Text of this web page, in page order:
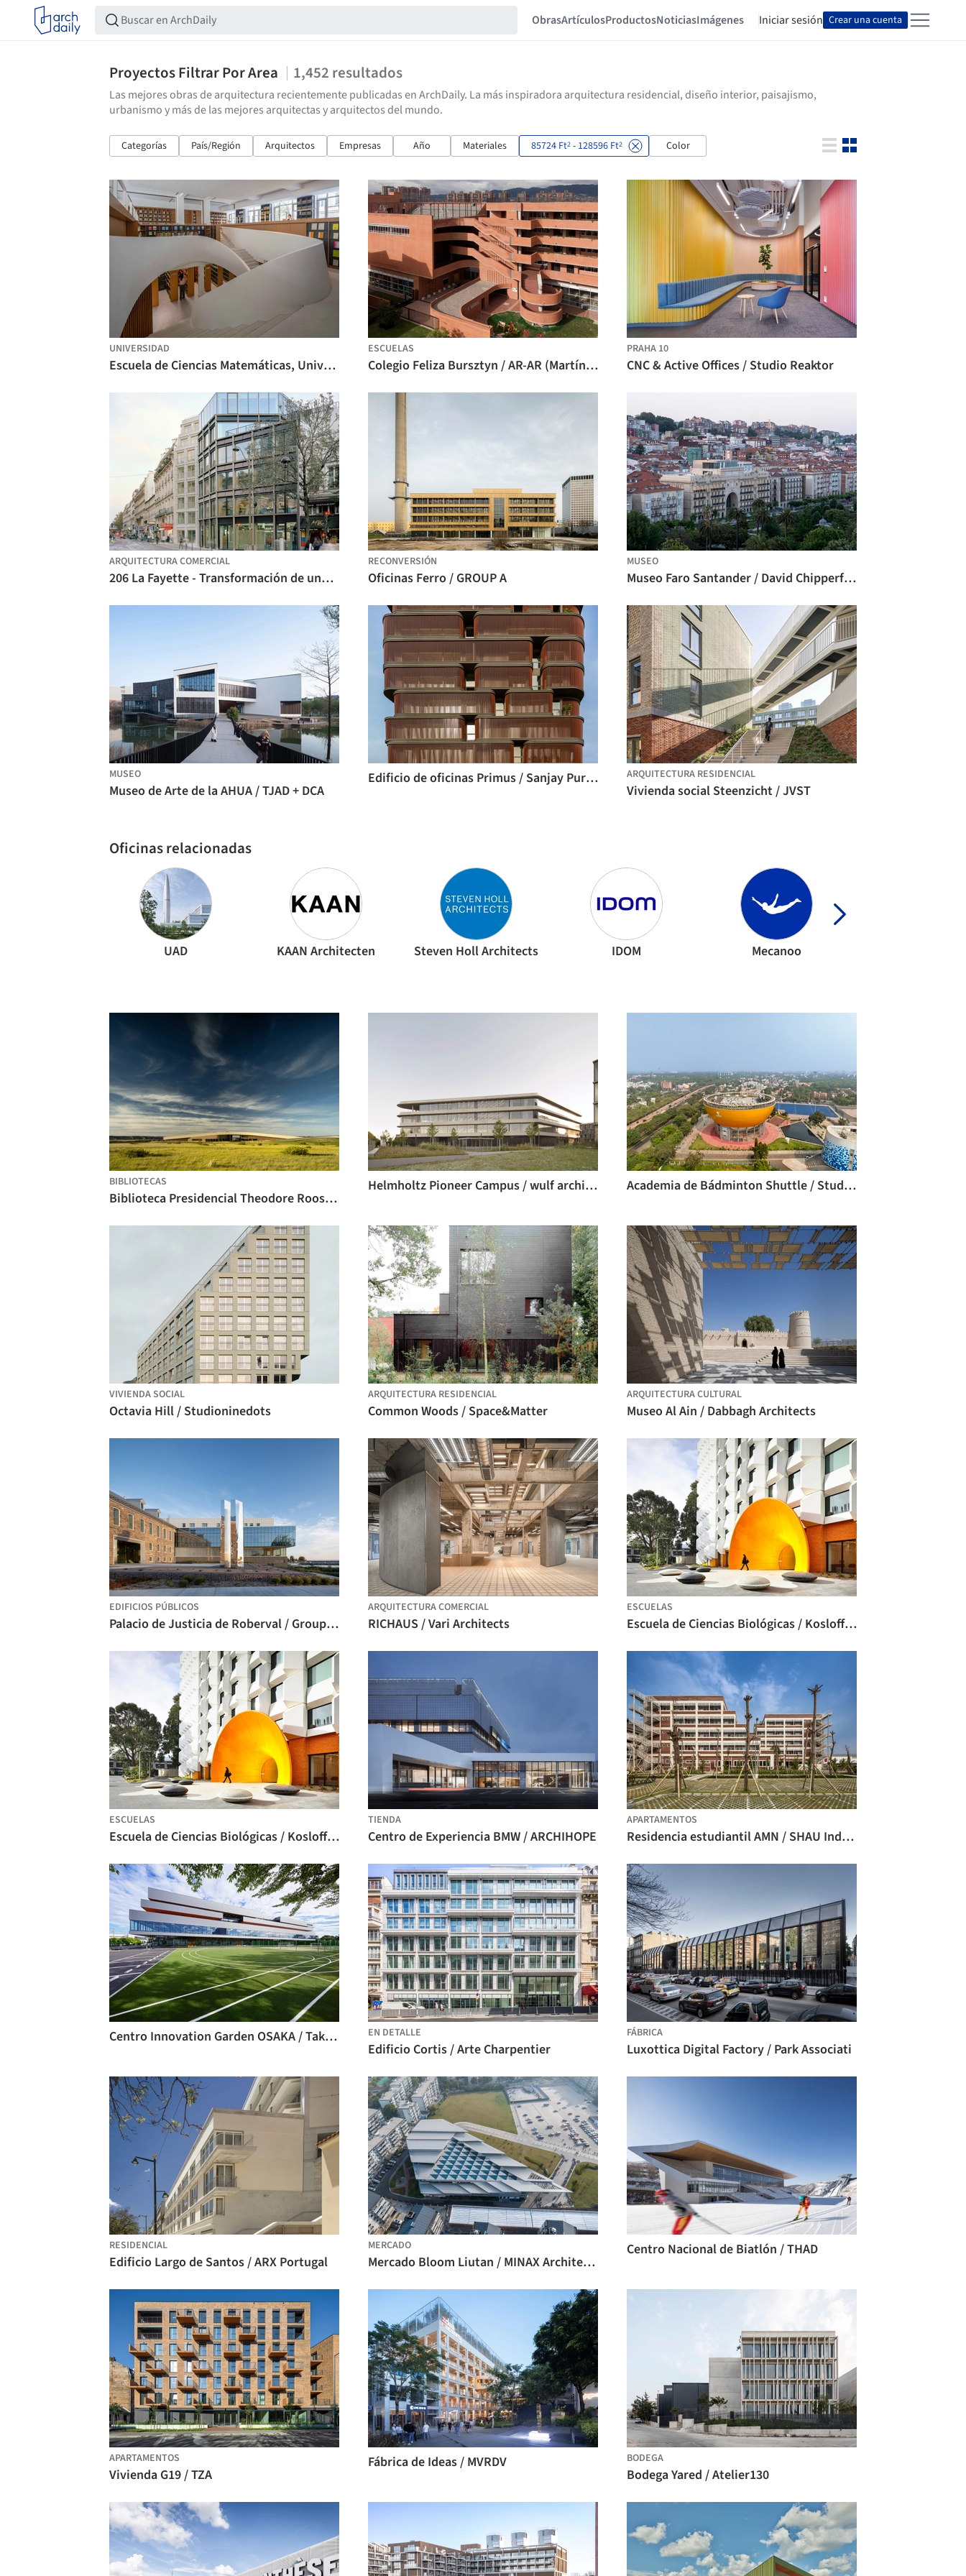
ObrasArtículosProductosNoticiasImágenes Iniciar sesión Crear una cuenta
Proyectos Filtrar Por Area 1,452 resultados
Las mejores obras de arquitectura recientemente publicadas en ArchDaily. La más inspiradora arquitectura residencial, diseño interior, paisajismo,
urbanismo y más de las mejores arquitectas y arquitectos del mundo.
Categorías País/Región Arquitectos Empresas Año Materiales 85724 Ft2 - 128596 Ft2 Color
UNIVERSIDAD
Escuela de Ciencias Matemáticas, Universidad de Pekín / FEI Architects
ESCUELAS
Colegio Feliza Bursztyn / AR-AR (Martínez Arquitectura) + MEC Arquitectura + Fiallo Atelier
PRAHA 10
CNC & Active Offices / Studio Reaktor
ARQUITECTURA COMERCIAL
206 La Fayette - Transformación de una manzana parisina / DATA architectes + THINK TANK architecture
RECONVERSIÓN
Oficinas Ferro / GROUP A
MUSEO
Museo Faro Santander / David Chipperfield Architects
MUSEO
Museo de Arte de la AHUA / TJAD + DCA
Edificio de oficinas Primus / Sanjay Puri Architects ARQUITECTURA RESIDENCIAL
Vivienda social Steenzicht / JVST
Oficinas relacionadas
UAD KAAN Architecten Steven Holl Architects IDOM Mecanoo
BIBLIOTECAS
Biblioteca Presidencial Theodore Roosevelt / Snøhetta
Helmholtz Pioneer Campus / wulf architekten Academia de Bádminton Shuttle / Studio Archohm
VIVIENDA SOCIAL
Octavia Hill / Studioninedots
ARQUITECTURA RESIDENCIAL
Common Woods / Space&Matter
ARQUITECTURA CULTURAL
Museo Al Ain / Dabbagh Architects
EDIFICIOS PÚBLICOS
Palacio de Justicia de Roberval / Groupe A
ARQUITECTURA COMERCIAL
RICHAUS / Vari Architects
ESCUELAS
Escuela de Ciencias Biológicas / Kosloff Architecture
ESCUELAS
Escuela de Ciencias Biológicas / Kosloff Architecture
TIENDA
Centro de Experiencia BMW / ARCHIHOPE
APARTAMENTOS
Residencia estudiantil AMN / SHAU Indonesia
Centro Innovation Garden OSAKA / Takenaka Corporation EN DETALLE
Edificio Cortis / Arte Charpentier
FÁBRICA
Luxottica Digital Factory / Park Associati
RESIDENCIAL
Edificio Largo de Santos / ARX Portugal
MERCADO
Mercado Bloom Liutan / MINAX Architects
Centro Nacional de Biatlón / THAD
APARTAMENTOS
Vivienda G19 / TZA
Fábrica de Ideas / MVRDV BODEGA
Bodega Yared / Atelier130